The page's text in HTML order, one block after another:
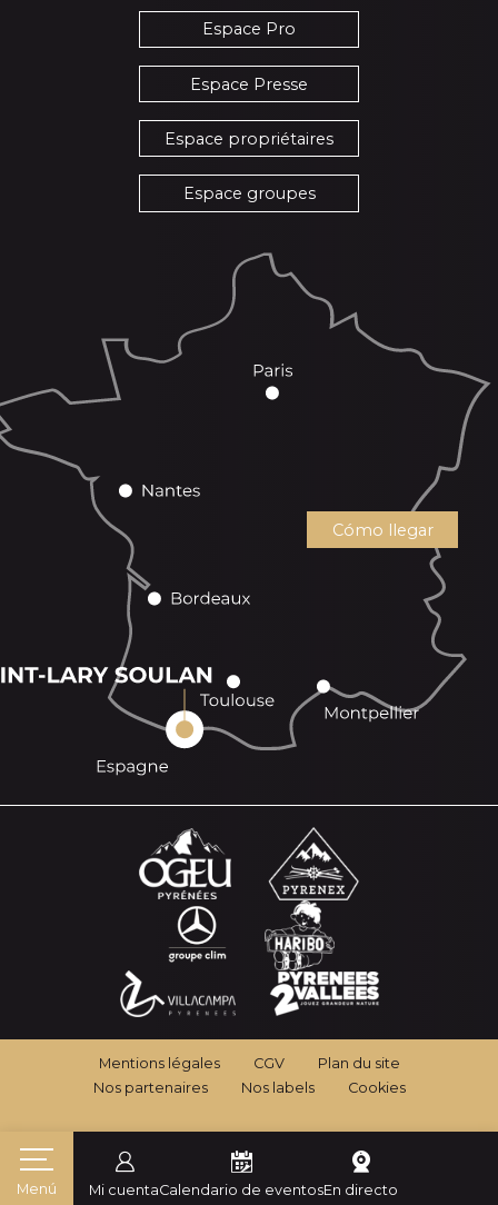
Mi cuentaCalendario de eventosEn directo
Menú
Espace Pro
Espace Presse
Espace propriétaires
Espace groupes
Cómo llegar
Mentions légales CGV
Plan du site
Nos partenaires
Nos labels Cookies